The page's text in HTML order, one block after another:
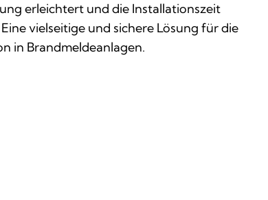
erleichtert und die Installationszeit
vielseitige und sichere Lösung für die
in Brandmeldeanlagen.